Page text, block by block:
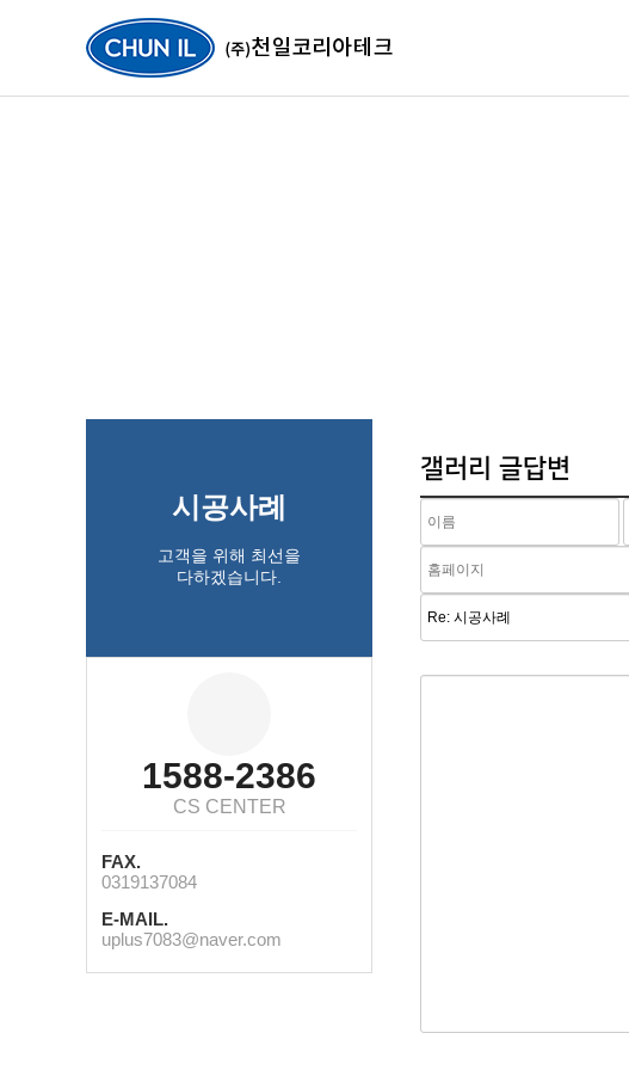
시공사례
고객을 위해 최선을
다하겠습니다.
1588-2386
CS CENTER
FAX.
0319137084
E-MAIL.
uplus7083@naver.com
갤러리 글답변